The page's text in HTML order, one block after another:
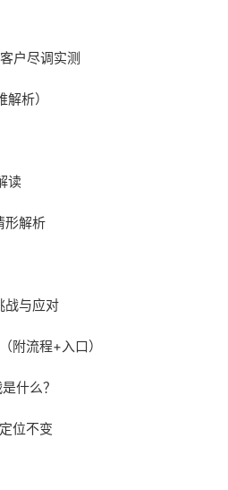
户尽调实测
析）
读
形解析
战与应对
附流程+入口）
什么？
位不变